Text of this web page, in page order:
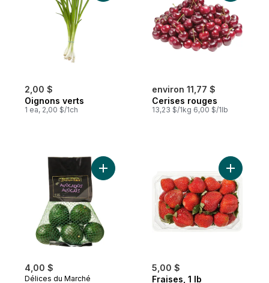
2,00 $
Oignons verts
1 ea, 2,00 $/1ch
environ 11,77 $
Cerises rouges
13,23 $/1kg 6,00 $/1lb
4,00 $
Délices du Marché
Ajouter Sac d'avocat au panier
5,00 $
Fraises, 1 lb
Ajouter